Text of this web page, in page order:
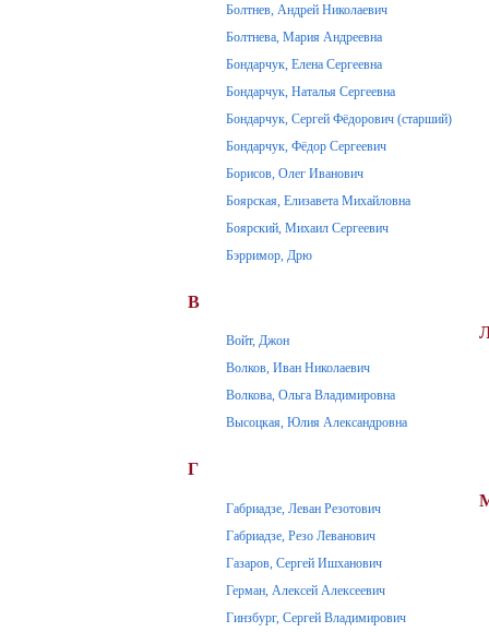
Болтнев, Андрей Николаевич
Болтнева, Мария Андреевна
Бондарчук, Елена Сергеевна
Бондарчук, Наталья Сергеевна
Бондарчук, Сергей Фёдорович (старший)
Бондарчук, Фёдор Сергеевич
Борисов, Олег Иванович
Боярская, Елизавета Михайловна
Боярский, Михаил Сергеевич
Бэрримор, Дрю
В
Войт, Джон
Волков, Иван Николаевич
Волкова, Ольга Владимировна
Высоцкая, Юлия Александровна
Г
Габриадзе, Леван Резотович
Габриадзе, Резо Леванович
Газаров, Сергей Ишханович
Герман, Алексей Алексеевич
Гинзбург, Сергей Владимирович